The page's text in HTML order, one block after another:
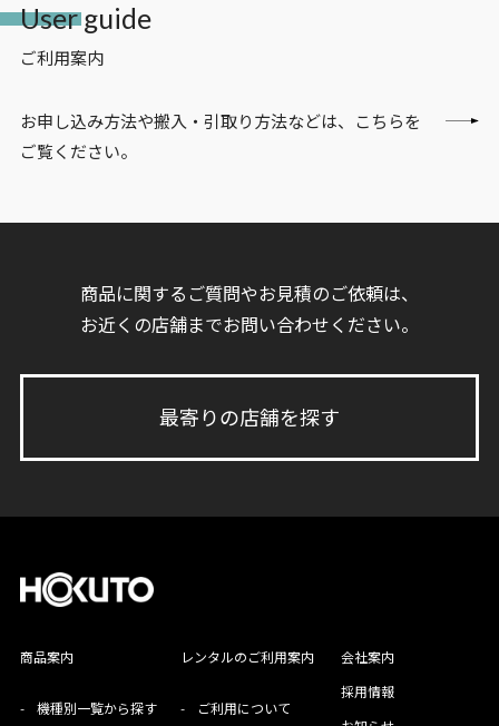
User guide
ご利用案内
お申し込み方法や搬入・引取り方法などは、こちらを
ご覧ください。
商品に関するご質問やお見積のご依頼は、
お近くの店舗までお問い合わせください。
最寄りの店舗を探す
商品案内
- 機種別一覧から探す
レンタルのご利用案内
- ご利用について
会社案内
採用情報